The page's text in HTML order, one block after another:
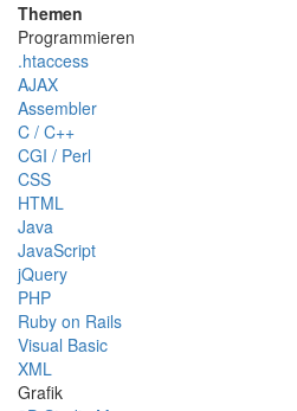
Themen
Programmieren
.htaccess
AJAX
Assembler
C / C++
CGI / Perl
CSS
HTML
Java
JavaScript
jQuery
PHP
Ruby on Rails
Visual Basic
XML
Grafik